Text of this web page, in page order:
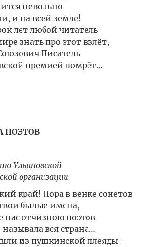
невольно
и на всей земле!
лет любой читатель
знать про этот взлёт,
Писатель
премией помрёт…
ПОЭТОВ
Ульяновской
организации
край! Пора в венке сонетов
былые имена,
нас отчизною поэтов
вся страна…
из пушкинской плеяды —